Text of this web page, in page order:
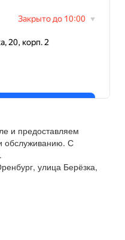
и предоставляем
обслуживанию. С
улица Берёзка,